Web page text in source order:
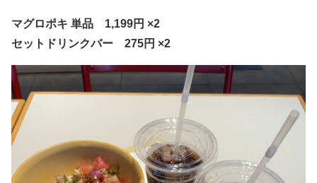
マグロポキ 単品 1,199円 ×2
セットドリンクバー 275円 ×2